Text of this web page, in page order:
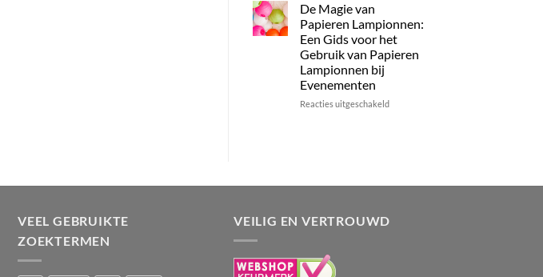
gebruik
van
lampionnen
onvergetelijke
De Magie van
Papieren Lampionnen:
Een Gids voor het
Gebruik van Papieren
Lampionnen bij
Evenementen
Reacties uitgeschakeldvoor
Een
het
VEEL GEBRUIKTE
ZOEKTERMEN
VEILIG EN VERTROUWD